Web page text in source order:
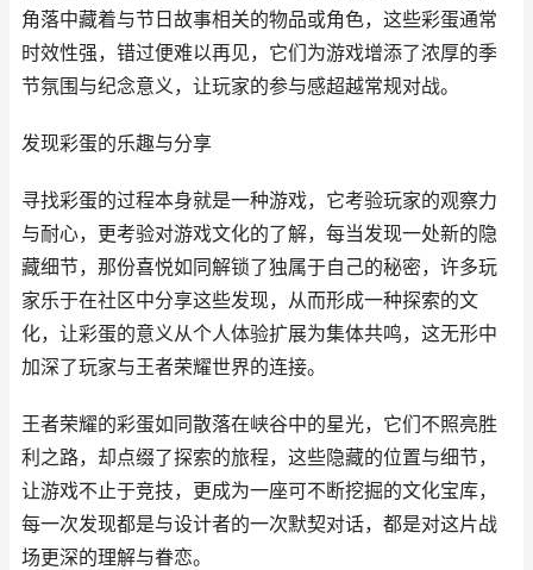
角落中藏着与节日故事相关的物品或角色，这些彩蛋通常
时效性强，错过便难以再见，它们为游戏增添了浓厚的季
节氛围与纪念意义，让玩家的参与感超越常规对战。
发现彩蛋的乐趣与分享
寻找彩蛋的过程本身就是一种游戏，它考验玩家的观察力
与耐心，更考验对游戏文化的了解，每当发现一处新的隐
藏细节，那份喜悦如同解锁了独属于自己的秘密，许多玩
家乐于在社区中分享这些发现，从而形成一种探索的文
化，让彩蛋的意义从个人体验扩展为集体共鸣，这无形中
加深了玩家与王者荣耀世界的连接。
王者荣耀的彩蛋如同散落在峡谷中的星光，它们不照亮胜
利之路，却点缀了探索的旅程，这些隐藏的位置与细节，
让游戏不止于竞技，更成为一座可不断挖掘的文化宝库，
每一次发现都是与设计者的一次默契对话，都是对这片战
场更深的理解与眷恋。